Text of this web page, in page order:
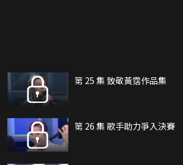
第 25 集 致敬黃霑作品集
第 26 集 歌手助力爭入決賽